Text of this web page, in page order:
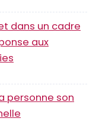
dans un cadre
aux
personne son